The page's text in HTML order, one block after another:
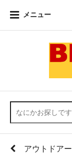
メニュー
アウトドア